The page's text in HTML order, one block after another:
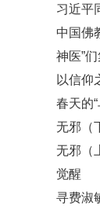
习近平
中国佛
神医”
以信仰
春天的
无邪（
无邪（
觉醒
寻费淑